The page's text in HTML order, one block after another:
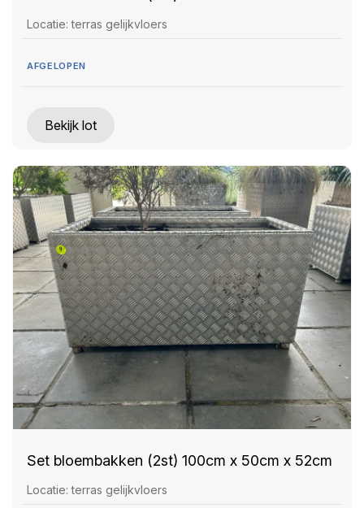
Locatie: terras gelijkvloers
AFGELOPEN
Bekijk lot
Set bloembakken (2st) 100cm x 50cm x 52cm
Locatie: terras gelijkvloers